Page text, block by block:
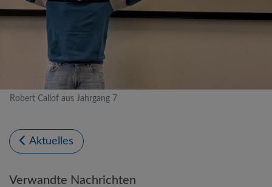
Robert Caliof aus Jahrgang 7
Aktuelles
Verwandte Nachrichten